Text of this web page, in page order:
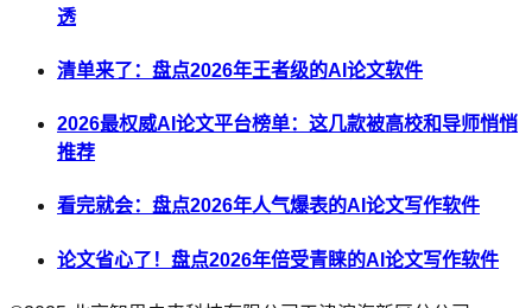
透
清单来了：盘点2026年王者级的AI论文软件
2026最权威AI论文平台榜单：这几款被高校和导师悄悄
推荐
看完就会：盘点2026年人气爆表的AI论文写作软件
论文省心了！盘点2026年倍受青睐的AI论文写作软件